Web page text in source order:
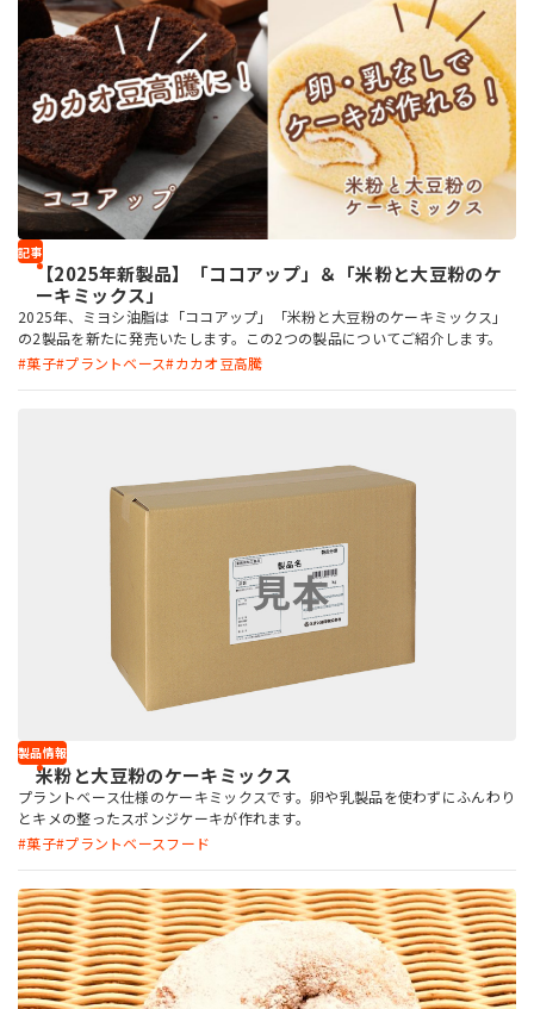
記事
【2025年新製品】「ココアップ」＆「米粉と大豆粉のケ
ーキミックス」
2025年、ミヨシ油脂は「ココアップ」「米粉と大豆粉のケーキミックス」
の2製品を新たに発売いたします。この2つの製品についてご紹介します。
菓子 プラントベース カカオ豆高騰
製品情報
米粉と大豆粉のケーキミックス
プラントベース仕様のケーキミックスです。卵や乳製品を使わずにふんわり
とキメの整ったスポンジケーキが作れます。
菓子 プラントベースフード